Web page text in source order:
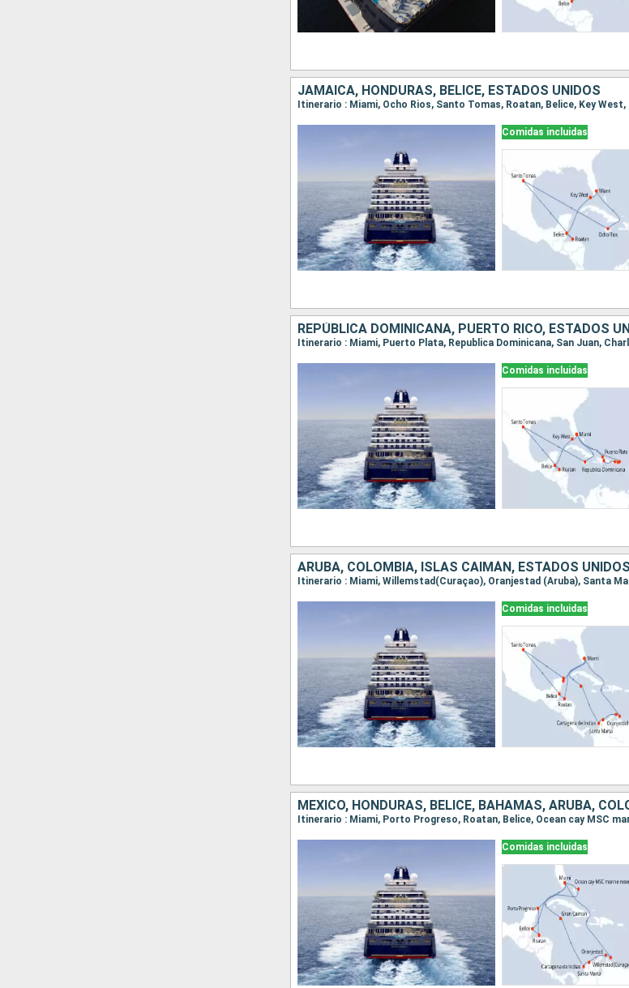
JAMAICA, HONDURAS, BELICE, ESTADOS UNIDOS
Itinerario : Miami, Ocho Rios, Santo Tomas, Roatan, Belice, Key West,
Comidas incluidas
Comidas incluidas
Comidas incluidas
Comidas incluidas